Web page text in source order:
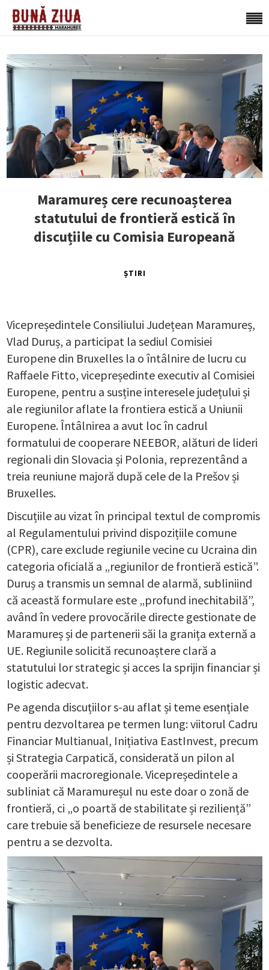
Maramureș cere recunoașterea
statutului de frontieră estică în
discuțiile cu Comisia Europeană
ȘTIRI
Vicepreședintele Consiliului Județean Maramureș,
Vlad Duruș, a participat la sediul Comisiei
Europene din Bruxelles la o întâlnire de lucru cu
Raffaele Fitto, vicepreședinte executiv al Comisiei
Europene, pentru a susține interesele județului și
ale regiunilor aflate la frontiera estică a Uniunii
Europene. Întâlnirea a avut loc în cadrul
formatului de cooperare NEEBOR, alături de lideri
regionali din Slovacia și Polonia, reprezentând a
treia reuniune majoră după cele de la Prešov și
Bruxelles.
Discuțiile au vizat în principal textul de compromis
al Regulamentului privind dispozițiile comune
(CPR), care exclude regiunile vecine cu Ucraina din
categoria oficială a „regiunilor de frontieră estică”.
Duruș a transmis un semnal de alarmă, subliniind
că această formulare este „profund inechitabilă”,
având în vedere provocările directe gestionate de
Maramureș și de partenerii săi la granița externă a
UE. Regiunile solicită recunoaștere clară a
statutului lor strategic și acces la sprijin financiar și
logistic adecvat.
Pe agenda discuțiilor s-au aflat și teme esențiale
pentru dezvoltarea pe termen lung: viitorul Cadru
Financiar Multianual, Inițiativa EastInvest, precum
și Strategia Carpatică, considerată un pilon al
cooperării macroregionale. Vicepreședintele a
subliniat că Maramureșul nu este doar o zonă de
frontieră, ci „o poartă de stabilitate și reziliență”
care trebuie să beneficieze de resursele necesare
pentru a se dezvolta.